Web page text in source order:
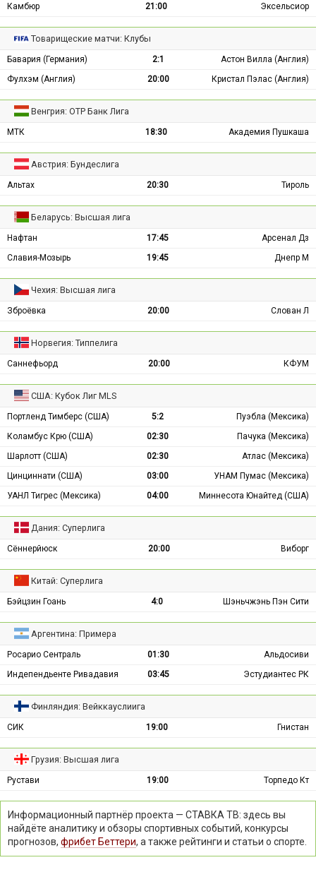
Камбюр 21:00 Эксельсиор
Товарищеские матчи: Клубы
Бавария (Германия) 2:1
Астон Вилла (Англия)
Фулхэм (Англия)
20:00 Кристал Пэлас (Англия)
Венгрия: ОТР Банк Лига
МТК 18:30 Академия Пушкаша
Австрия: Бундеслига
Альтах 20:30 Тироль
Беларусь: Высшая лига
Нафтан 17:45
Арсенал Дз
Славия-Мозырь
19:45 Днепр М
Чехия: Высшая лига
Зброёвка 20:00 Слован Л
Норвегия: Типпелига
Саннефьорд 20:00 КФУМ
США: Кубок Лиг MLS
Портленд Тимберс (США) 5:2
Пуэбла (Мексика)
Коламбус Крю (США)
02:30
Пачука (Мексика)
Шарлотт (США)
02:30
Атлас (Мексика)
Цинциннати (США)
03:00
УНАМ Пумас (Мексика)
УАНЛ Тигрес (Мексика)
04:00 Миннесота Юнайтед (США)
Дания: Суперлига
Сённерйюск 20:00 Виборг
Китай: Суперлига
Бэйцзин Гоань 4:0 Шэньчжэнь Пэн Сити
Аргентина: Примера
Росарио Сентраль 01:30
Альдосиви
Индепендьенте Ривадавия
03:45 Эстудиантес РК
Финляндия: Вейккауслиига
СИК 19:00 Гнистан
Грузия: Высшая лига
Рустави 19:00 Торпедо Кт
Информационный партнёр проекта — СТАВКА ТВ: здесь вы
найдёте аналитику и обзоры спортивных событий, конкурсы
прогнозов, фрибет Беттери, а также рейтинги и статьи о спорте.